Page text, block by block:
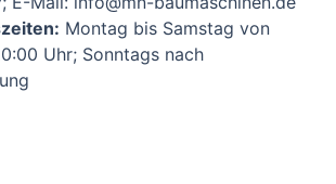
Montag bis Samstag von
Uhr; Sonntags nach